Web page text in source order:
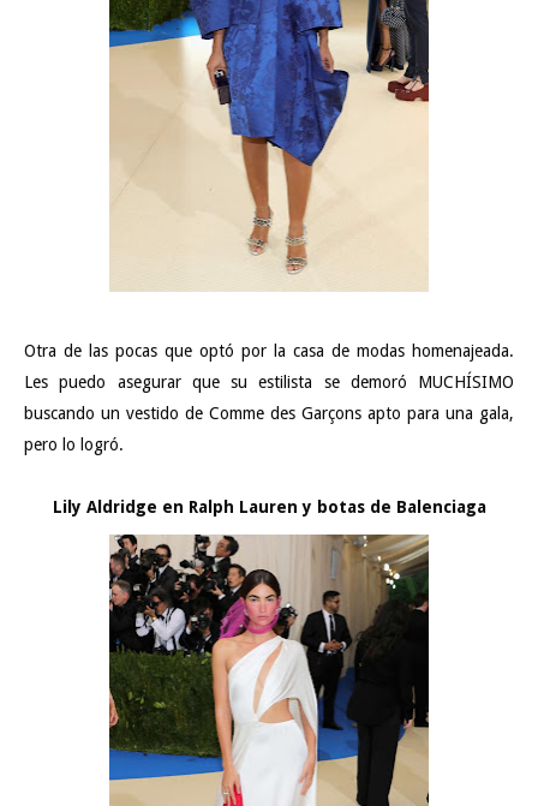
Otra de las pocas que optó por la casa de modas homenajeada.
Les puedo asegurar que su estilista se demoró MUCHÍSIMO
buscando un vestido de Comme des Garçons apto para una gala,
pero lo logró.
Lily Aldridge en Ralph Lauren y botas de Balenciaga